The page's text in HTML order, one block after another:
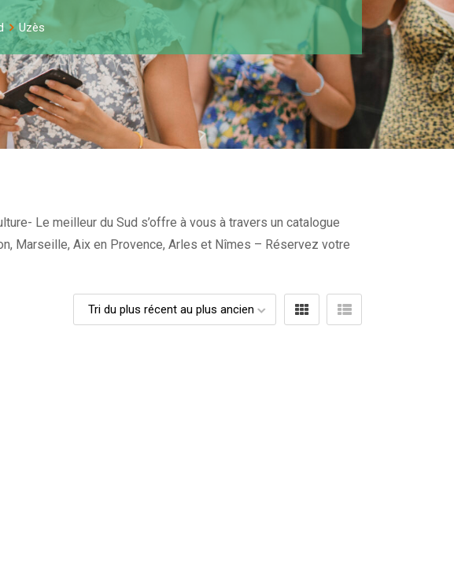
Uzès
Le meilleur du Sud s’offre à vous à travers un catalogue
Marseille, Aix en Provence, Arles et Nîmes – Réservez votre